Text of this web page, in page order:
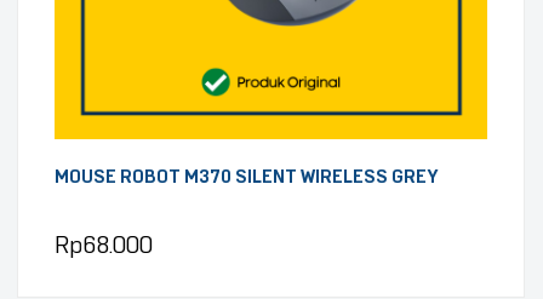
MOUSE ROBOT M370 SILENT WIRELESS GREY
Rp68.000